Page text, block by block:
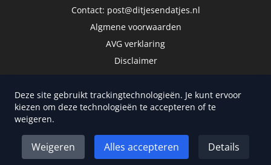
Contact: post@ditjesendatjes.nl
Algmene voorwaarden
AVG verklaring
Disclaimer
Deze site gebruikt trackingtechnologieën. Je kunt ervoor
kiezen om deze technologieën te accepteren of te
weigeren.
Weigeren Alles accepteren Details